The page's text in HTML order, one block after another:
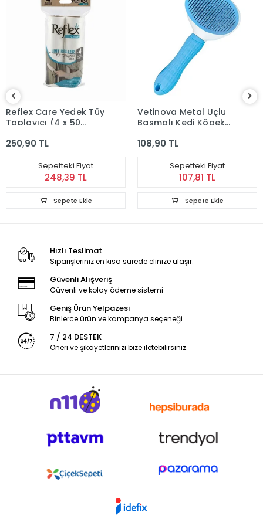
Reflex Care Yedek Tüy
Toplayıcı (4 x 50
250,90 TL
Sepetteki Fiyat
248,39 TL
Sepete Ekle
Vetinova Metal Uçlu
Basmalı Kedi Köpek
108,90 TL
Sepetteki Fiyat
107,81 TL
Sepete Ekle
Hızlı Teslimat
Siparişleriniz en kısa sürede elinize ulaşır.
Güvenli Alışveriş
Güvenli ve kolay ödeme sistemi
Geniş Ürün Yelpazesi
Binlerce ürün ve kampanya seçeneği
7 / 24 DESTEK
Öneri ve şikayetlerinizi bize iletebilirsiniz.